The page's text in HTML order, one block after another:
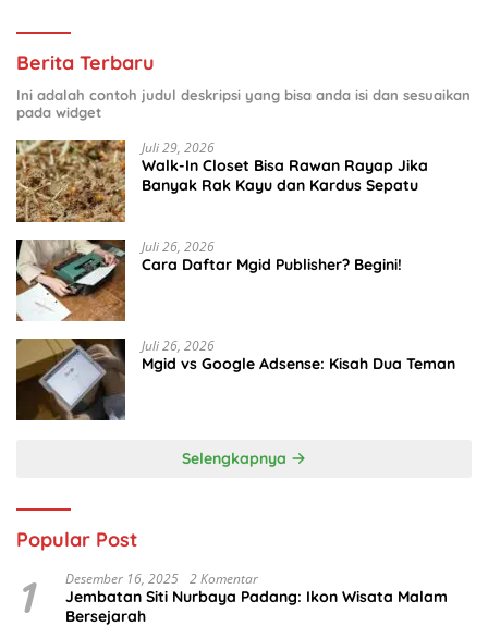
Berita Terbaru
Ini adalah contoh judul deskripsi yang bisa anda isi dan sesuaikan
pada widget
Juli 29, 2026
Walk-In Closet Bisa Rawan Rayap Jika
Banyak Rak Kayu dan Kardus Sepatu
Juli 26, 2026
Cara Daftar Mgid Publisher? Begini!
Juli 26, 2026
Mgid vs Google Adsense: Kisah Dua Teman
Selengkapnya
Popular Post
1 Desember 16, 2025 2 Komentar
Jembatan Siti Nurbaya Padang: Ikon Wisata Malam
Bersejarah